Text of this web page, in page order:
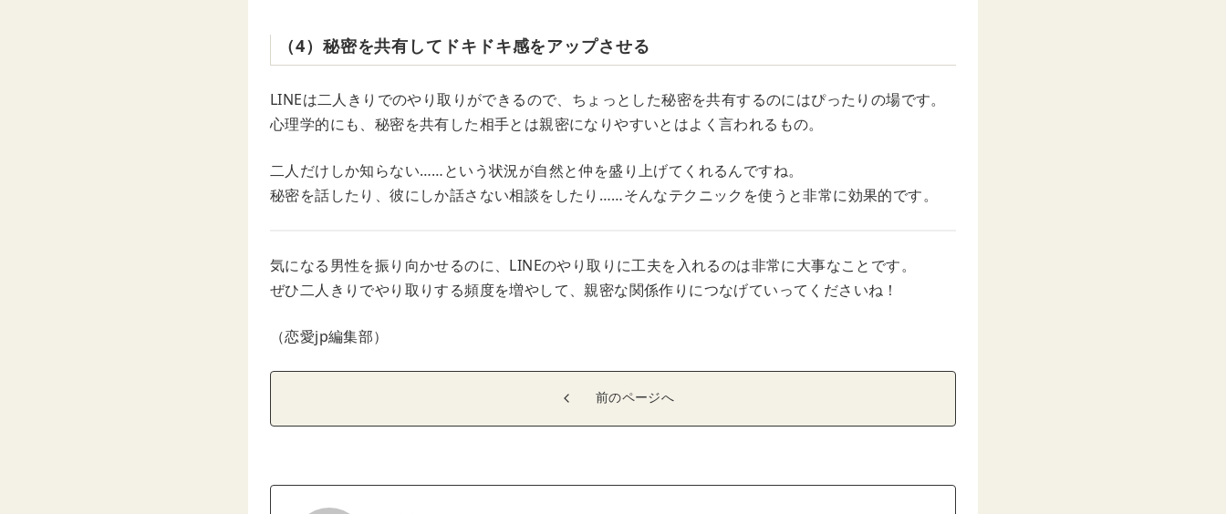
（4）秘密を共有してドキドキ感をアップさせる
LINEは二人きりでのやり取りができるので、ちょっとした秘密を共有するのにはぴったりの場です。
心理学的にも、秘密を共有した相手とは親密になりやすいとはよく言われるもの。
二人だけしか知らない……という状況が自然と仲を盛り上げてくれるんですね。
秘密を話したり、彼にしか話さない相談をしたり……そんなテクニックを使うと非常に効果的です。
気になる男性を振り向かせるのに、LINEのやり取りに工夫を入れるのは非常に大事なことです。
ぜひ二人きりでやり取りする頻度を増やして、親密な関係作りにつなげていってくださいね！
（恋愛jp編集部）
前のページへ